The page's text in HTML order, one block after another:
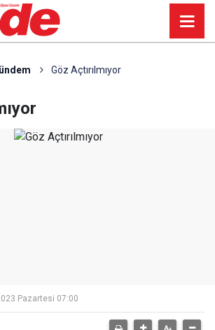
Göz Açtırılmıyor
Pazartesi 07:00